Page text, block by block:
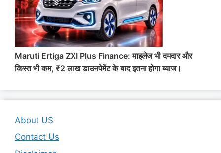
Maruti Ertiga ZXI Plus Finance: माइलेज भी दमदार और
किस्त भी कम, ₹2 लाख डाउनपेमेंट के बाद इतना होगा ब्याज।
About US
Contact Us